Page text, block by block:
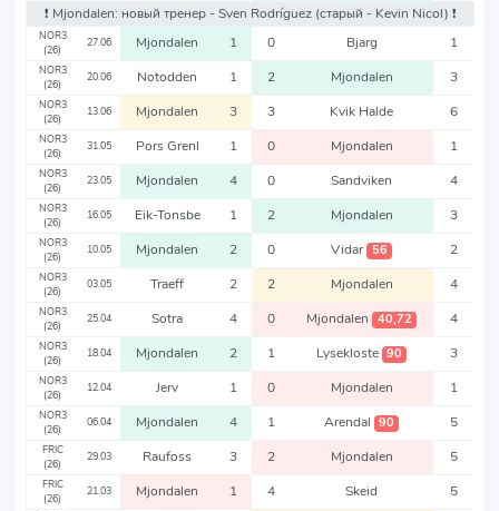
❗️ Mjondalen: новый тренер - Sven Rodríguez (старый - Kevin Nicol) ❗️
NOR3
(26)
27.06 Mjondalen 1 0 Bjarg 1
NOR3
(26)
20.06 Notodden 1 2 Mjondalen 3
NOR3
(26)
13.06 Mjondalen 3 3 Kvik Halde 6
NOR3
(26)
31.05 Pors Grenl 1 0 Mjondalen 1
NOR3
(26)
23.05 Mjondalen 4 0 Sandviken 4
NOR3
(26)
16.05 Eik-Tonsbe 1 2 Mjondalen 3
NOR3
(26)
10.05 Mjondalen 2 0 Vidar 56 2
NOR3
(26)
03.05 Traeff 2 2 Mjondalen 4
NOR3
(26)
25.04 Sotra 4 0 Mjondalen 40,72 4
NOR3
(26)
18.04 Mjondalen 2 1 Lysekloste 90 3
NOR3
(26)
12.04 Jerv 1 0 Mjondalen 1
NOR3
(26)
06.04 Mjondalen 4 1 Arendal 90 5
FRIC
(26)
29.03 Raufoss 3 2 Mjondalen 5
FRIC
(26)
21.03 Mjondalen 1 4 Skeid 5